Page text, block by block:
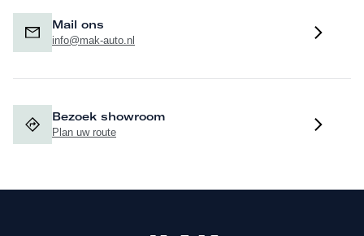
Mail ons
info@mak-auto.nl
Bezoek showroom
Plan uw route